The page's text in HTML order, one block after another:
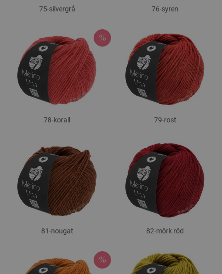
75-silvergrå 76-syren
78-korall 79-rost
81-nougat 82-mörk röd